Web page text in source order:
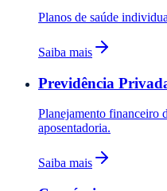
Planos de saúde
Saiba mais
Previdência
Planejamento financeiro
aposentadoria.
Saiba mais